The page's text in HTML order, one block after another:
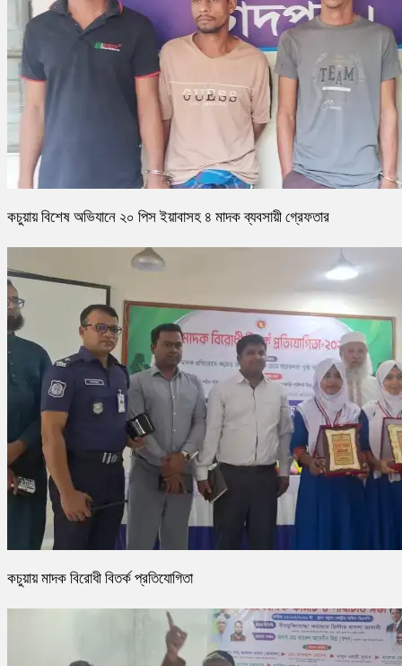
কচুয়ায় বিশেষ অভিযানে ২০ পিস ইয়াবাসহ ৪ মাদক ব্যবসায়ী গ্রেফতার
কচুয়ায় মাদক বিরোধী বিতর্ক প্রতিযোগিতা